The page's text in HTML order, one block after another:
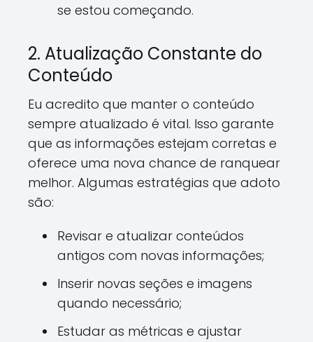
se estou começando.
2. Atualização Constante do
Conteúdo
Eu acredito que manter o conteúdo
sempre atualizado é vital. Isso garante
que as informações estejam corretas e
oferece uma nova chance de ranquear
melhor. Algumas estratégias que adoto
são:
Revisar e atualizar conteúdos
antigos com novas informações;
Inserir novas seções e imagens
quando necessário;
Estudar as métricas e ajustar